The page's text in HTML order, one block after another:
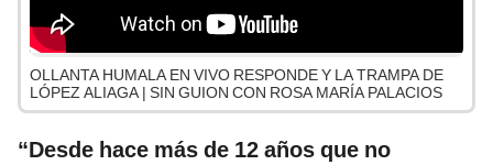
OLLANTA HUMALA EN VIVO RESPONDE Y LA TRAMPA DE
LÓPEZ ALIAGA | SIN GUION CON ROSA MARÍA PALACIOS
“Desde hace más de 12 años que no